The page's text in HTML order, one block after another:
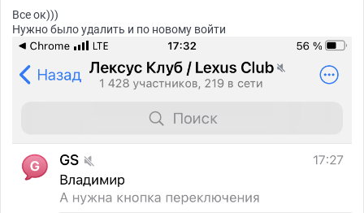
Все ок)))
Нужно было удалить и по новому войти